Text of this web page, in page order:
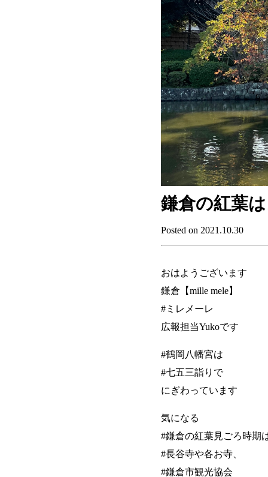
鎌倉の紅葉
Posted on 2021.10.30
おはようございます
鎌倉【mille mele】
#ミレメーレ
広報担当Yukoです
#鶴岡八幡宮は
#七五三詣りで
にぎわっています
気になる
#鎌倉の紅葉見ごろ時期
#長谷寺や各お寺、
#鎌倉市観光協会